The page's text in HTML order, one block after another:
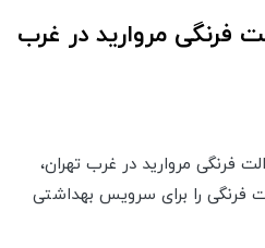
فرنگی مروارید در غرب
فرنگی مروارید در غرب تهران،
فرنگی را برای سرویس بهداشتی